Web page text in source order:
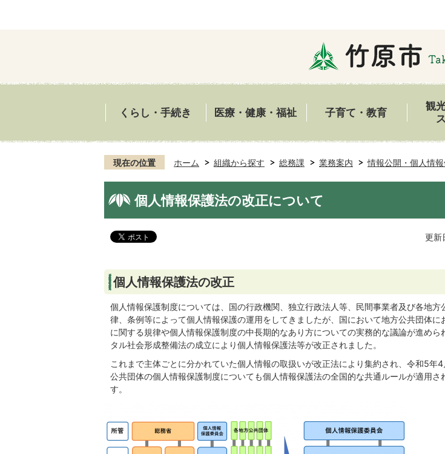
くらし・手続き 医療・健康・福祉 子育て・教育
観
現在の位置 ホーム 組織から探す 総務課 業務案内 情報公開・個人情
個人情報保護法の改正について
更新
個人情報保護法の改正
個人情報保護制度については、国の行政機関、独立行政法人等、民間事業者及び各地方
律、条例等によって個人情報保護の運用をしてきましたが、国において地方公共団体に
に関する規律や個人情報保護制度の中長期的なあり方についての実務的な議論が進めら
タル社会形成整備法の成立により個人情報保護法等が改正されました。
これまで主体ごとに分かれていた個人情報の取扱いが改正法により集約され、令和5年
公共団体の個人情報保護制度についても個人情報保護法の全国的な共通ルールが適用さ
す。